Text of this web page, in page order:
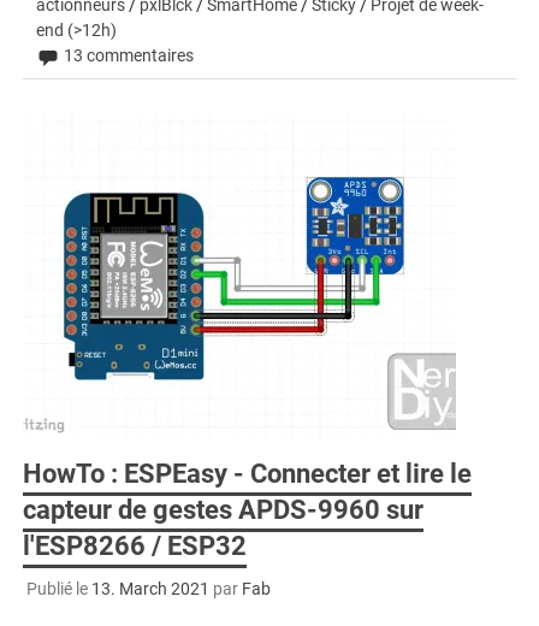
actionneurs / pxlBlck /SmartHome /Sticky / Projet de week-
end (>12h)
13 commentaires
HowTo : ESPEasy - Connecter et lire le
capteur de gestes APDS-9960 sur
l'ESP8266 / ESP32
Publié le 13. March 2021 par Fab